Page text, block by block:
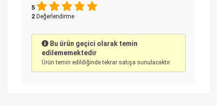
5
2 Değerlendirme
Bu ürün geçici olarak temin
edilememektedir
Ürün temin edildiğinde tekrar satışa sunulacaktır.